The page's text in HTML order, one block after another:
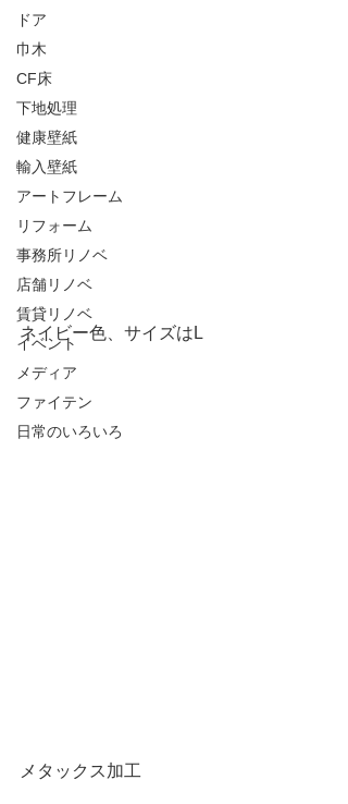
ドア
巾木
CF床
下地処理
健康壁紙
輸入壁紙
アートフレーム
リフォーム
事務所リノベ
店舗リノベ
賃貸リノベ
イベント
メディア
ファイテン
日常のいろいろ
ネイビー色、サイズはL
メタックス加工